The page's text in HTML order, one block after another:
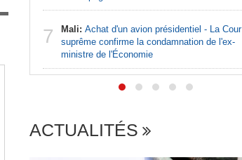
7 Mali: Achat d'un avion présidentiel - La Cour
suprême confirme la condamnation de l'ex-
ministre de l'Économie
ACTUALITÉS